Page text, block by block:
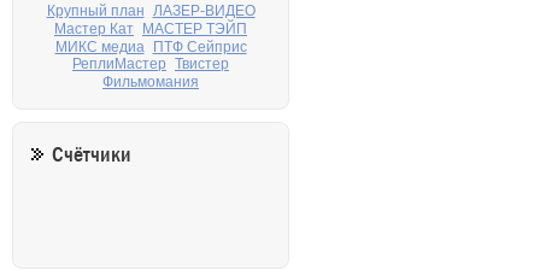
Крупный план ЛАЗЕР-ВИДЕО
Мастер Кат МАСТЕР ТЭЙП
МИКС медиа
ПТФ Сейприс
РеплиМастер Твистер
Фильмомания
Счётчики